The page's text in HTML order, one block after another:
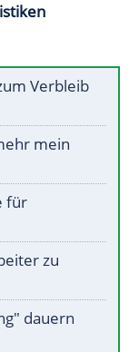
Verbleib
mein
für
zu
dauern